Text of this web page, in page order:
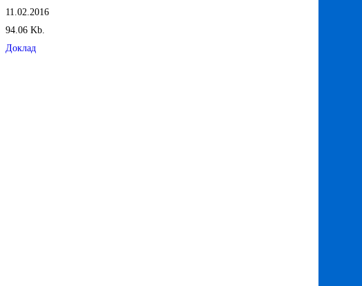
11.02.2016
94.06 Kb.
Доклад